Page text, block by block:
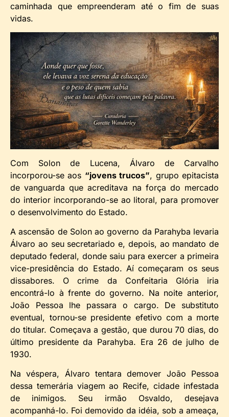
caminhada que empreenderam até o fim de suas
vidas.
Com Solon de Lucena, Álvaro de Carvalho
incorporou-se aos “jovens trucos”, grupo epitacista
de vanguarda que acreditava na força do mercado
do interior incorporando-se ao litoral, para promover
o desenvolvimento do Estado.
A ascensão de Solon ao governo da Parahyba levaria
Álvaro ao seu secretariado e, depois, ao mandato de
deputado federal, donde saiu para exercer a primeira
vice-presidência do Estado. Aí começaram os seus
dissabores. O crime da Confeitaria Glória iria
encontrá-lo à frente do governo. Na noite anterior,
João Pessoa lhe passara o cargo. De substituto
eventual, tornou-se presidente efetivo com a morte
do titular. Começava a gestão, que durou 70 dias, do
último presidente da Parahyba. Era 26 de julho de
1930.
Na véspera, Álvaro tentara demover João Pessoa
dessa temerária viagem ao Recife, cidade infestada
de inimigos. Seu irmão Osvaldo, desejava
acompanhá-lo. Foi demovido da idéia, sob a ameaça,